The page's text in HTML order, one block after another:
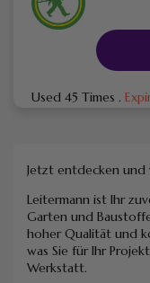
Used 45 Times .
Leitermann ist Ihr
Garten und
hoher Qualität und
was Sie für Ihr
Werkstatt.
Jetzt entdecken